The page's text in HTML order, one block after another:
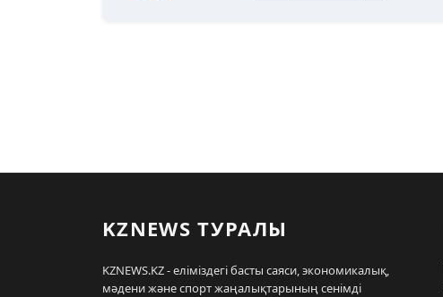
KZNEWS ТУРАЛЫ
KZNEWS.KZ - еліміздегі басты саяси, экономикалық,
мәдени және спорт жаңалықтарының сенімді